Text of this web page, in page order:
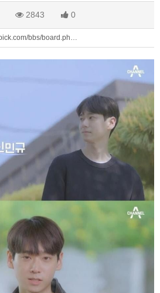
2843 0
bbs/board.ph…